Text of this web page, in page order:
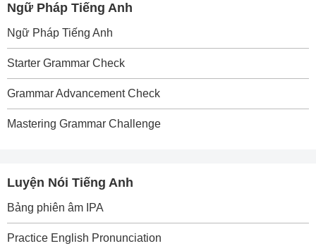
Ngữ Pháp Tiếng Anh
Ngữ Pháp Tiếng Anh
Starter Grammar Check
Grammar Advancement Check
Mastering Grammar Challenge
Luyện Nói Tiếng Anh
Bảng phiên âm IPA
Practice English Pronunciation